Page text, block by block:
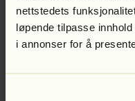
nettstedets
løpende tilpasse
i annonser for å